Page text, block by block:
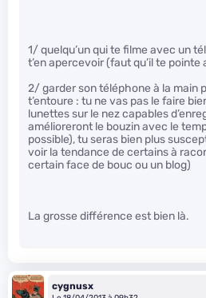
1/ quelqu’un qui te filme avec un
t’en apercevoir (faut qu’il te pointe
2/ garder son téléphone à la main
t’entoure : tu ne vas pas le faire
lunettes sur le nez capables
amélioreront le bouzin avec le
possible), tu seras bien plus
voir la tendance de certains à
certain face de bouc ou un blog)
La grosse différence est bien là.
cygnusx